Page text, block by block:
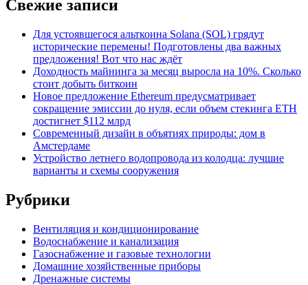
Свежие записи
Для устоявшегося альткоина Solana (SOL) грядут
исторические перемены! Подготовлены два важных
предложения! Вот что нас ждёт
Доходность майнинга за месяц выросла на 10%. Сколько
стоит добыть биткоин
Новое предложение Ethereum предусматривает
сокращение эмиссии до нуля, если объем стекинга ETH
достигнет $112 млрд
Современный дизайн в объятиях природы: дом в
Амстердаме
Устройство летнего водопровода из колодца: лучшие
варианты и схемы сооружения
Рубрики
Вентиляция и кондиционирование
Водоснабжение и канализация
Газоснабжение и газовые технологии
Домашние хозяйственные приборы
Дренажные системы